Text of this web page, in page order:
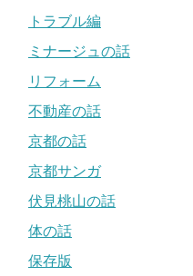
トラブル編
ミナージュの話
リフォーム
不動産の話
京都の話
京都サンガ
伏見桃山の話
体の話
保存版